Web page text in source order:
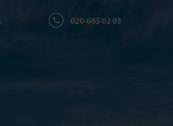
020-685 02 03